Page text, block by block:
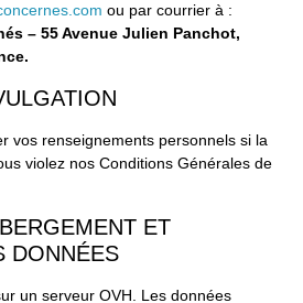
ou par courrier à :
– 55 Avenue Julien Panchot,
vos renseignements personnels si la
violez nos Conditions Générales de
ET
DONNÉES
un serveur OVH. Les données